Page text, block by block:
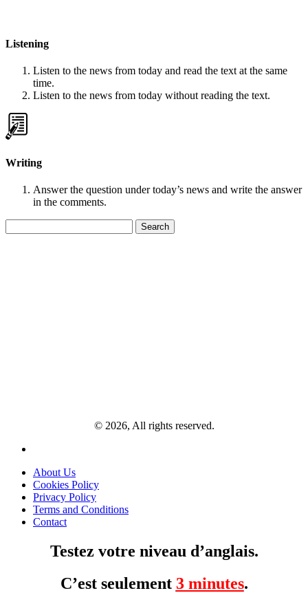
Listening
Listen to the news from today and read the text at the same
time.
Listen to the news from today without reading the text.
Writing
Answer the question under today’s news and write the answer
in the comments.
for:
© 2026, All rights reserved.
About Us
Cookies Policy
Privacy Policy
Terms and Conditions
Contact
Testez votre niveau d’anglais.
C’est seulement 3 minutes.